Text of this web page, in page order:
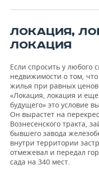
ЛОКАЦИЯ,
ЛОКАЦИЯ
Если спросить у любого
недвижимости о том,
жилья при равных
«Локация, локация и
будущего» это условие
Он вырастет на
Вознесенского тракта,
бывшего завода
внутри территории
отмежевал и передал
сада на 340 мест.